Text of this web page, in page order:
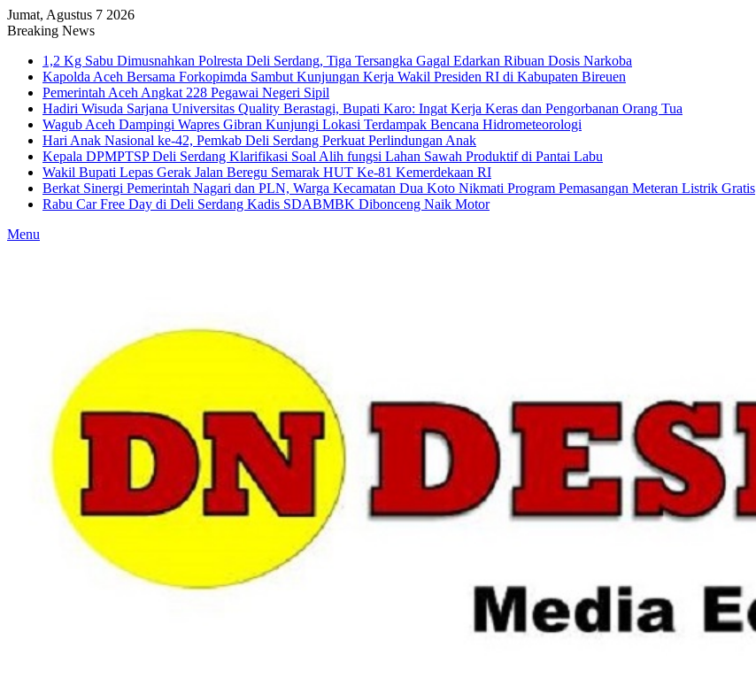
Jumat, Agustus 7 2026
Breaking News
1,2 Kg Sabu Dimusnahkan Polresta Deli Serdang, Tiga Tersangka Gagal Edarkan Ribuan Dosis Narkoba
Kapolda Aceh Bersama Forkopimda Sambut Kunjungan Kerja Wakil Presiden RI di Kabupaten Bireuen
Pemerintah Aceh Angkat 228 Pegawai Negeri Sipil
Hadiri Wisuda Sarjana Universitas Quality Berastagi, Bupati Karo: Ingat Kerja Keras dan Pengorbanan Orang Tua
Wagub Aceh Dampingi Wapres Gibran Kunjungi Lokasi Terdampak Bencana Hidrometeorologi
Hari Anak Nasional ke-42, Pemkab Deli Serdang Perkuat Perlindungan Anak
Kepala DPMPTSP Deli Serdang Klarifikasi Soal Alih fungsi Lahan Sawah Produktif di Pantai Labu
Wakil Bupati Lepas Gerak Jalan Beregu Semarak HUT Ke-81 Kemerdekaan RI
Berkat Sinergi Pemerintah Nagari dan PLN, Warga Kecamatan Dua Koto Nikmati Program Pemasangan Meteran Listrik Gratis
Rabu Car Free Day di Deli Serdang Kadis SDABMBK Dibonceng Naik Motor
Menu